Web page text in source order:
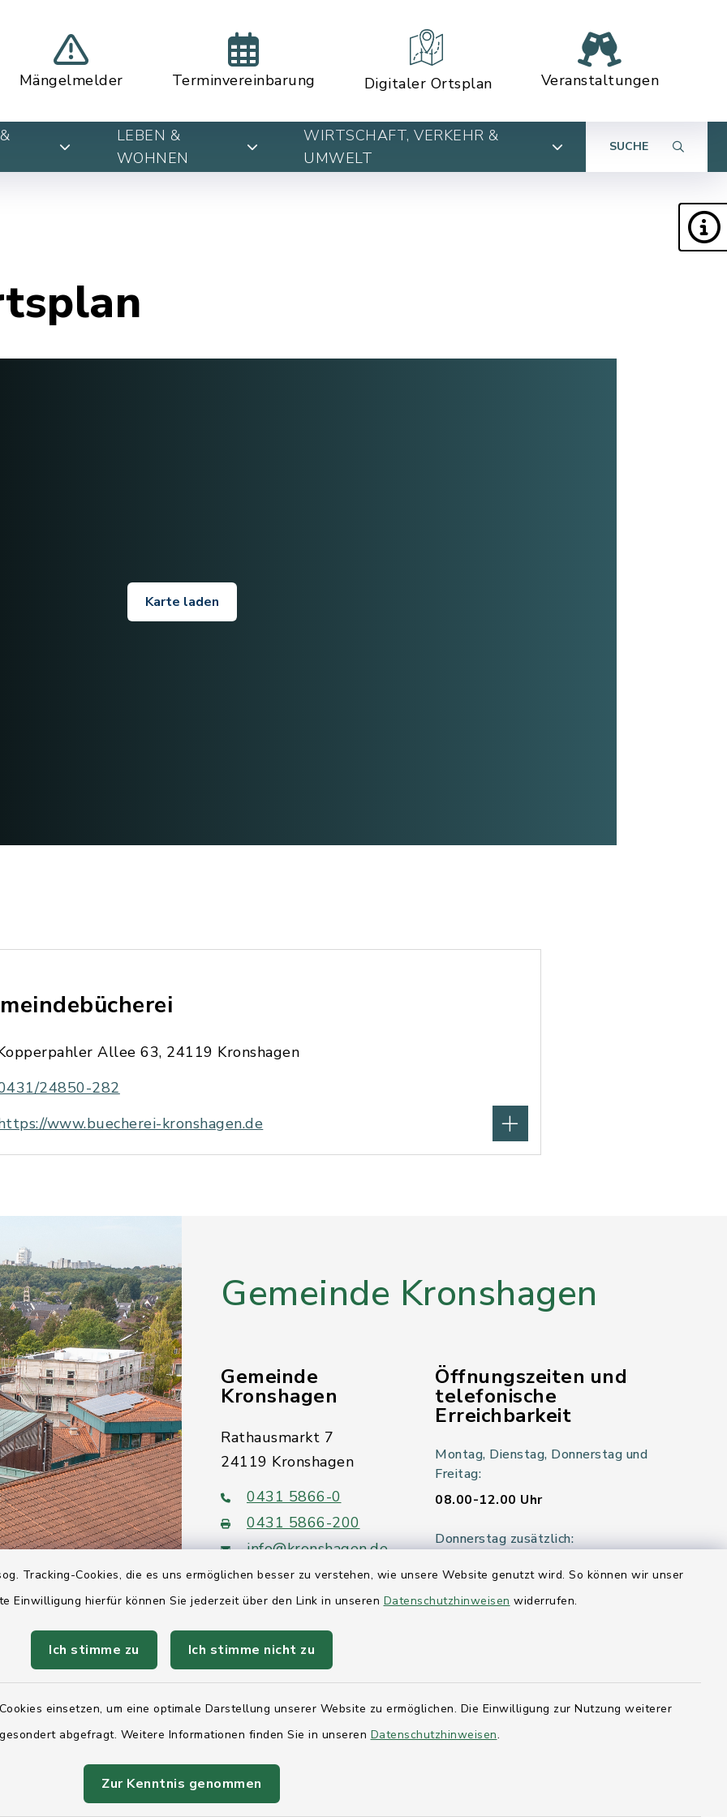
Tracking-Cookies, die es uns ermöglichen besser zu verstehen, wie unsere Website genutzt wird. So können wir unser
Einwilligung hierfür können Sie jederzeit über den Link in unseren Datenschutzhinweisen widerrufen.
Ich stimme zu Ich stimme nicht zu
einsetzen, um eine optimale Darstellung unserer Website zu ermöglichen. Die Einwilligung zur Nutzung weiterer
abgefragt. Weitere Informationen finden Sie in unseren Datenschutzhinweisen.
Zur Kenntnis genommen
Mängelmelder Terminvereinbarung Digitaler Ortsplan Veranstaltungen
LEBEN &
WOHNEN
WIRTSCHAFT, VERKEHR &
UMWELT
SUCHE
Karte laden
Allee 63, 24119 Kronshagen
24850-282
www.buecherei-kronshagen.de
Gemeinde Kronshagen
Gemeinde
Kronshagen
Rathausmarkt 7
24119 Kronshagen
0431 5866-0
0431 5866-200
info@kronshagen.de
Öffnungszeiten und
telefonische
Erreichbarkeit
Montag, Dienstag, Donnerstag und
Freitag:
08.00-12.00 Uhr
Donnerstag zusätzlich:
Mittwoch:
Quicklinks
Ihre Behördennummer 115
Landesregierung Schleswig-
Kreis Rendsburg-Eckernförde